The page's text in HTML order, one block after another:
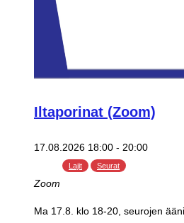
Iltaporinat (Zoom)
17.08.2026 18:00 - 20:00
Lajit Seurat
Zoom
Ma 17.8. klo 18-20, seurojen